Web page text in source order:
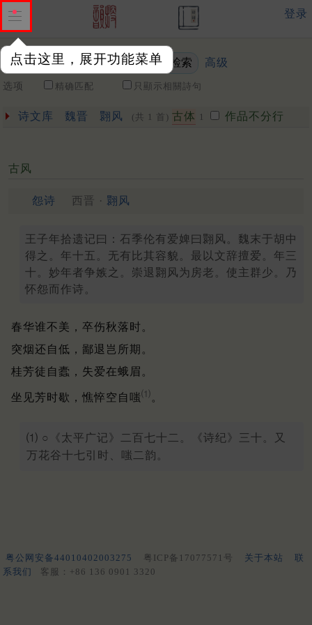
点击这里，展开功能菜单
登录
关键词 高级
选项 精确匹配 只顯示相關詩句
诗文库 魏晋 翾风 (共 1 首) 古体 1 作品不分行
古风
怨诗 西晋 · 翾风
王子年拾遗记曰：石季伦有爱婢曰翾风。魏末于胡中
得之。年十五。无有比其容貌。最以文辞擅爱。年三
十。妙年者争嫉之。崇退翾风为房老。使主群少。乃
怀怨而作诗。
春华谁不美，卒伤秋落时。
突烟还自低，鄙退岂所期。
桂芳徒自蠹，失爱在蛾眉。
坐见芳时歇，憔悴空自嗤⑴。
⑴ ○《太平广记》二百七十二。《诗纪》三十。又
万花谷十七引时、嗤二韵。
粤公网安备44010402003275 粤ICP备17077571号 关于本站
联
系我们
客服：+86 136 0901 3320